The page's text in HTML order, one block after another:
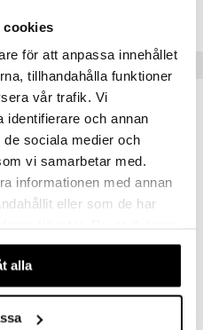
cookies
för att anpassa innehållet
tillhandahålla funktioner
vår trafik. Vi
identifierare och annan
sociala medier och
vi samarbetar med.
informationen med annan
eller som de har
av vår webbplats.
alla
tuotteet
Saatavana useana vaihtoehtona
KL Keittiöpyyhe Raidallinen Kierrätetty